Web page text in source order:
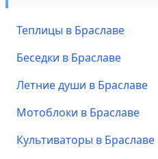
Теплицы в Браславе
Беседки в Браславе
Летние души в Браславе
Мотоблоки в Браславе
Культиваторы в Браславе